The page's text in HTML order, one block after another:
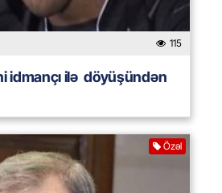
115
idmançı ilə döyüşündən
Özəl